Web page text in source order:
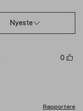
Nyeste
0
Rapportere